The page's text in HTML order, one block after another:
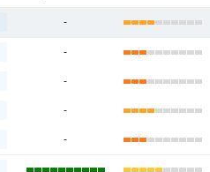
-
-
-
-
-